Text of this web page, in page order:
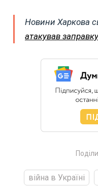
Новини Харкова
атакував
війна в Україні